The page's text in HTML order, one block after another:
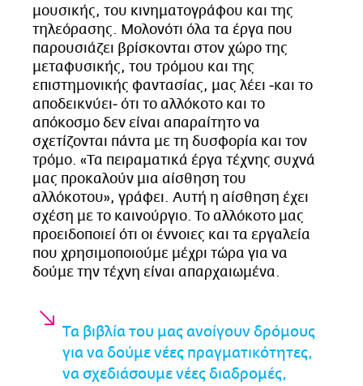
μουσικής, του κινηματογράφου και της
τηλεόρασης. Μολονότι όλα τα έργα που
παρουσιάζει βρίσκονται στον χώρο της
μεταφυσικής, του τρόμου και της
επιστημονικής φαντασίας, μας λέει ‒και το
αποδεικνύει‒ ότι το αλλόκοτο και το
απόκοσμο δεν είναι απαραίτητο να
σχετίζονται πάντα με τη δυσφορία και τον
τρόμο. «Τα πειραματικά έργα τέχνης συχνά
μας προκαλούν μια αίσθηση του
αλλόκοτου», γράφει. Αυτή η αίσθηση έχει
σχέση με το καινούργιο. Το αλλόκοτο μας
προειδοποιεί ότι οι έννοιες και τα εργαλεία
που χρησιμοποιούμε μέχρι τώρα για να
δούμε την τέχνη είναι απαρχαιωμένα.
Τα βιβλία του μας ανοίγουν δρόμους
για να δούμε νέες πραγματικότητες,
να σχεδιάσουμε νέες διαδρομές,